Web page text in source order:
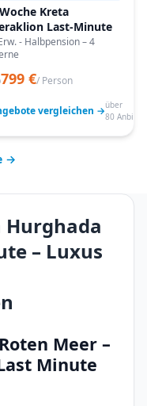
Kreta
Last-Minute
- Halbpension – 4
799 €/ Person
vergleichen →über
80
→
Hurghada
– Luxus
Meer –
Minute